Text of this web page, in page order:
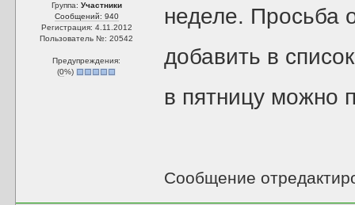
Группа: Участники
Сообщений: 940
Регистрация: 4.11.2012
Пользователь №: 20542
Предупреждения:
(0%)
неделе. Просьба
добавить в
в пятницу можно
Сообщение